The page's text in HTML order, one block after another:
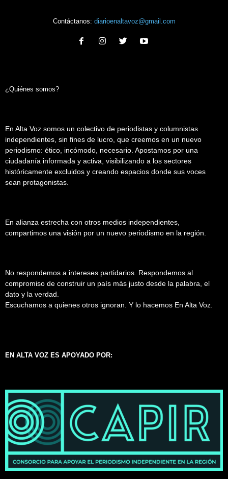
Contáctanos: diarioenaltavoz@gmail.com
¿Quiénes somos?
En Alta Voz somos un colectivo de periodistas y columnistas
independientes, sin fines de lucro, que creemos en un nuevo
periodismo: ético, incómodo, necesario. Apostamos por una
ciudadanía informada y activa, visibilizando a los sectores
históricamente excluidos y creando espacios donde sus voces
sean protagonistas.
En alianza estrecha con otros medios independientes,
compartimos una visión por un nuevo periodismo en la región.
No respondemos a intereses partidarios. Respondemos al
compromiso de construir un país más justo desde la palabra, el
dato y la verdad.
Escuchamos a quienes otros ignoran. Y lo hacemos En Alta Voz.
EN ALTA VOZ ES APOYADO POR: